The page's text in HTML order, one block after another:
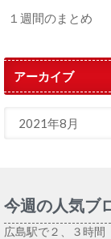
１週間のまとめ
アーカイブ
今週の人気ブ
広島駅で２、３時